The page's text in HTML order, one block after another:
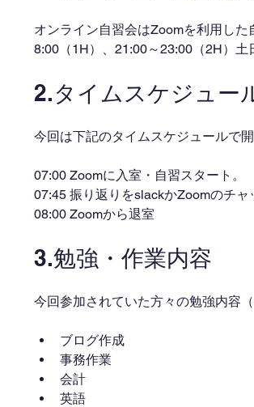
オンライン自習会はZoomを利用し
8:00（1H）、21:00～23:00（2H）土
2.タイムスケジュー
今回は下記のタイムスケジュールで開
07:00 Zoomに入室・自習スタート。
07:45 振り返りをslackかZoomのチャ
08:00 Zoomから退室
3.勉強・作業内容
今回参加されていた方々の勉強内容
ブログ作成
事務作業
会計
英語